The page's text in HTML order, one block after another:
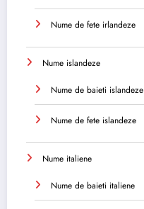
Nume de fete irlandeze
Nume islandeze
Nume de baieti islandeze
Nume de fete islandeze
Nume italiene
Nume de baieti italiene